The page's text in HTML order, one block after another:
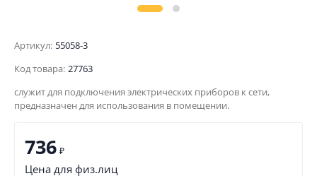
Артикул: 55058-3
Код товара: 27763
служит для подключения электрических приборов к сети,
предназначен для использования в помещении.
736 ₽
Цена для физ.лиц